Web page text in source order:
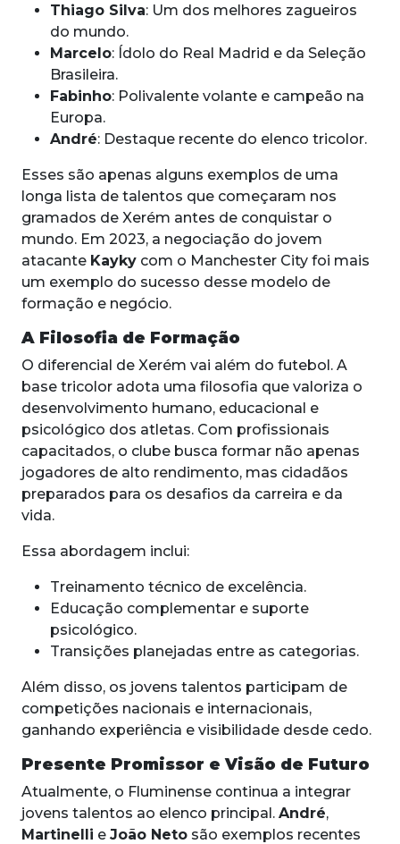
Thiago Silva: Um dos melhores zagueiros
do mundo.
Marcelo: Ídolo do Real Madrid e da Seleção
Brasileira.
Fabinho: Polivalente volante e campeão na
Europa.
André: Destaque recente do elenco tricolor.
Esses são apenas alguns exemplos de uma
longa lista de talentos que começaram nos
gramados de Xerém antes de conquistar o
mundo. Em 2023, a negociação do jovem
atacante Kayky com o Manchester City foi mais
um exemplo do sucesso desse modelo de
formação e negócio.
A Filosofia de Formação
O diferencial de Xerém vai além do futebol. A
base tricolor adota uma filosofia que valoriza o
desenvolvimento humano, educacional e
psicológico dos atletas. Com profissionais
capacitados, o clube busca formar não apenas
jogadores de alto rendimento, mas cidadãos
preparados para os desafios da carreira e da
vida.
Essa abordagem inclui:
Treinamento técnico de excelência.
Educação complementar e suporte
psicológico.
Transições planejadas entre as categorias.
Além disso, os jovens talentos participam de
competições nacionais e internacionais,
ganhando experiência e visibilidade desde cedo.
Presente Promissor e Visão de Futuro
Atualmente, o Fluminense continua a integrar
jovens talentos ao elenco principal. André,
Martinelli e João Neto são exemplos recentes